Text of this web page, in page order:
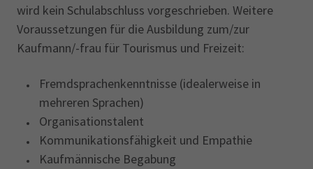
wird kein Schulabschluss vorgeschrieben. Weitere
Voraussetzungen für die Ausbildung zum/zur
Kaufmann/-frau für Tourismus und Freizeit:
Fremdsprachenkenntnisse (idealerweise in
mehreren Sprachen)
Organisationstalent
Kommunikationsfähigkeit und Empathie
Kaufmännische Begabung